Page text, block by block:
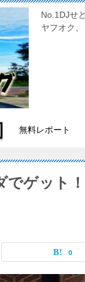
No.1DJせ
ヤフオク
無料レポート
ゲット！
0